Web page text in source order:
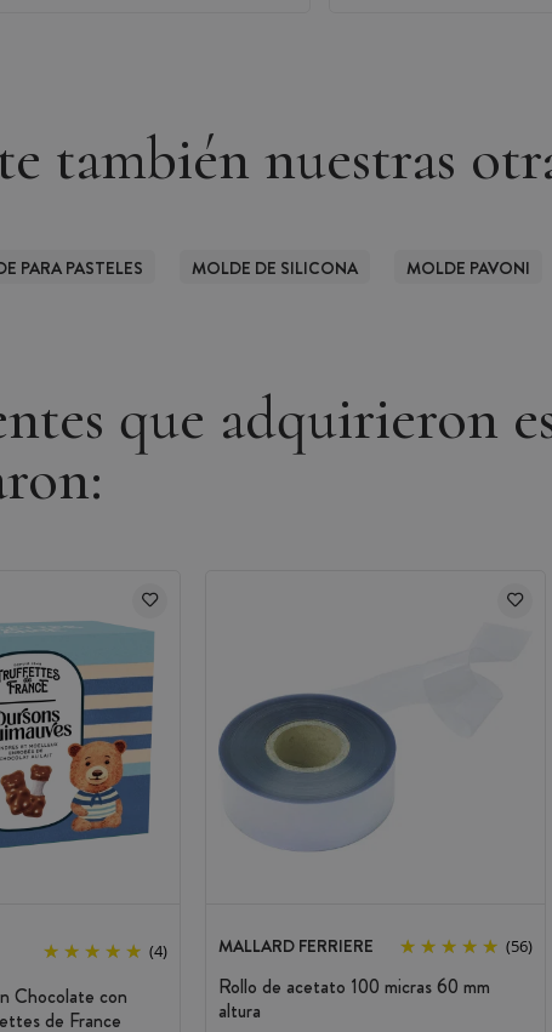
también nuestras
PARA PASTELES MOLDE DE SILICONA MOLDE PAVONI
que adquirieron
(4)
Chocolate con
de France
MALLARD FERRIERE (56)
Rollo de acetato 100 micras 60 mm
altura